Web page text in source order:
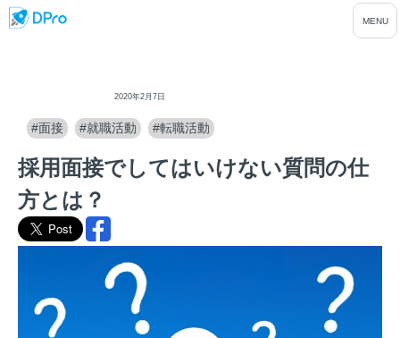
2020年2月7日
#面接 #就職活動 #転職活動
採用面接でしてはいけない質問の仕
方とは？